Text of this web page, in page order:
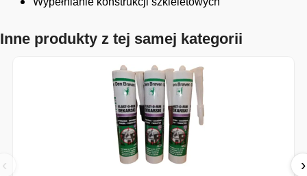
Inne produkty z tej samej kategorii
‹ ›